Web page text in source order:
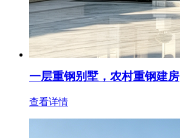
一层重钢别墅，农村重钢建房
查看详情